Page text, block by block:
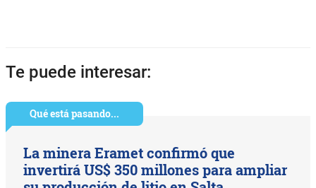
Te puede interesar:
Qué está pasando...
La minera Eramet confirmó que
invertirá US$ 350 millones para ampliar